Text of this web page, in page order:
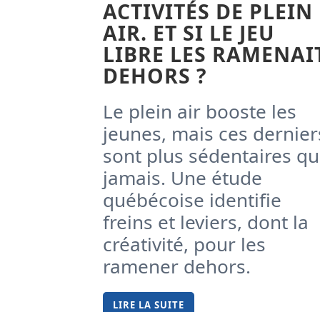
ACTIVITÉS DE PLEIN
AIR. ET SI LE JEU
LIBRE LES
DEHORS ?
Le plein air booste les
jeunes, mais ces
sont plus sédentaires
jamais. Une étude
québécoise identifie
freins et leviers, dont la
créativité, pour les
ramener dehors.
LIRE LA SUITE